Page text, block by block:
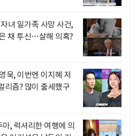
녀 일가족 사망 사건,
채 투신…살해 의혹?
욱, 이번엔 이지혜 저
리즘? 많이 출세했구
, 럭셔리한 여행에 의